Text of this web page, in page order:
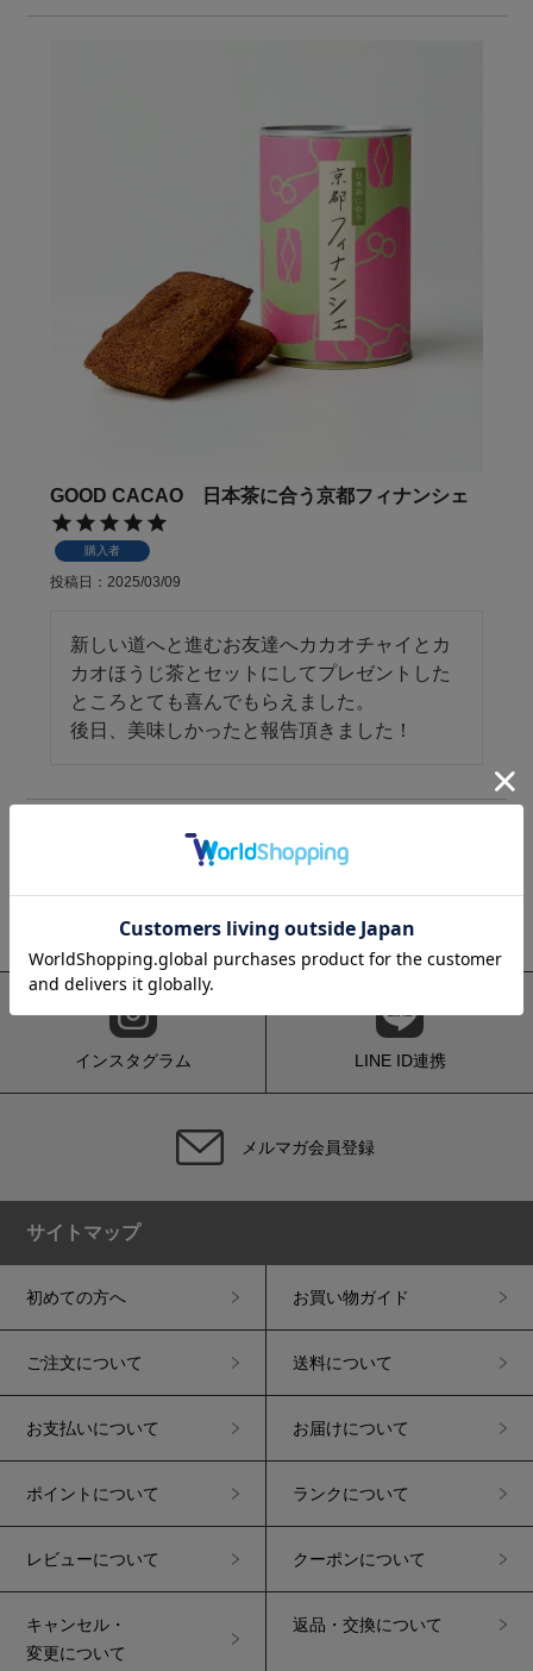
GOOD CACAO 日本茶に合う京都フィナンシェ
購入者
投稿日 2025/03/09
新しい道へと進むお友達へカカオチャイとカ
カオほうじ茶とセットにしてプレゼントした
ところとても喜んでもらえました。
後日、美味しかったと報告頂きました！
インスタグラム LINE ID連携
メルマガ会員登録
サイトマップ
初めての方へ お買い物ガイド
ご注文について 送料について
お支払いについて お届けについて
ポイントについて ランクについて
レビューについて クーポンについて
キャンセル・
変更について
返品・交換について